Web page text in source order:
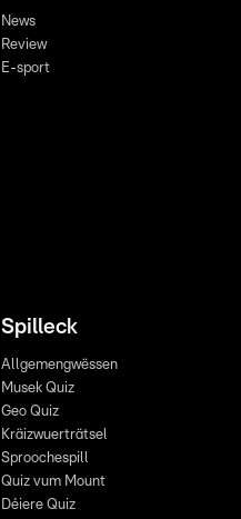
News
Review
E-sport
Spilleck
Allgemengwëssen
Musek Quiz
Geo Quiz
Kräizwuerträtsel
Sproochespill
Quiz vum Mount
Déiere Quiz